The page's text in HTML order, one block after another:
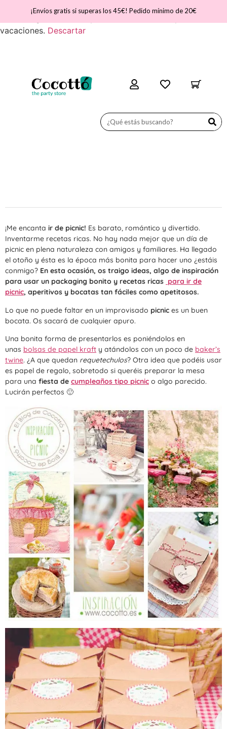
¡Nos vamos de vacaciones! ATENCIÓN - Del día 31 de julio
vacaciones. Descartar
¡Envíos gratis si superas los 45€! Pedido mínimo de 20€
¡Me encanta ir de picnic! Es barato, romántico y divertido.
Inventarme recetas ricas. No hay nada mejor que un día de
picnic en plena naturaleza con amigos y familiares. Ha llegado
el otoño y ésta es la época más bonita para hacer uno ¿estáis
conmigo? En esta ocasión, os traigo ideas, algo de inspiración
para usar un packaging bonito y recetas ricas para ir de
picnic, aperitivos y bocatas tan fáciles como apetitosos.
Lo que no puede faltar en un improvisado picnic es un buen
bocata. Os sacará de cualquier apuro.
Una bonita forma de presentarlos es poniéndolos en
unas bolsas de papel kraft y atándolos con un poco de baker’s
twine. ¿A que quedan requetechulos? Otra idea que podéis usar
es papel de regalo, sobretodo si queréis preparar la mesa
para una fiesta de cumpleaños tipo picnic o algo parecido.
Lucirán perfectos 🙂